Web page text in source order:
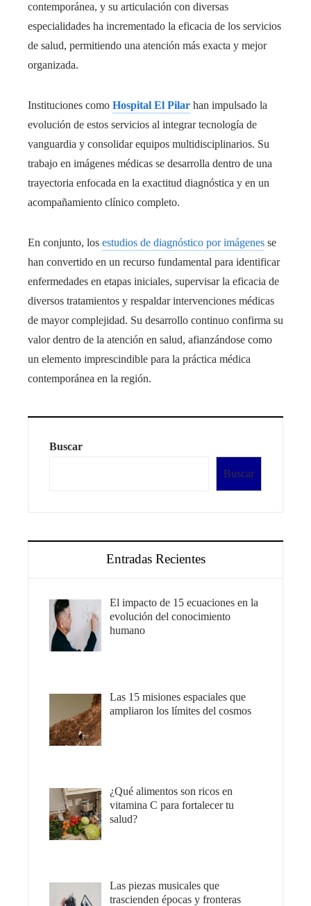
contemporánea, y su articulación con diversas
especialidades ha incrementado la eficacia de los servicios
de salud, permitiendo una atención más exacta y mejor
organizada.
Instituciones como Hospital El Pilar han impulsado la
evolución de estos servicios al integrar tecnología de
vanguardia y consolidar equipos multidisciplinarios. Su
trabajo en imágenes médicas se desarrolla dentro de una
trayectoria enfocada en la exactitud diagnóstica y en un
acompañamiento clínico completo.
En conjunto, los estudios de diagnóstico por imágenes se
han convertido en un recurso fundamental para identificar
enfermedades en etapas iniciales, supervisar la eficacia de
diversos tratamientos y respaldar intervenciones médicas
de mayor complejidad. Su desarrollo continuo confirma su
valor dentro de la atención en salud, afianzándose como
un elemento imprescindible para la práctica médica
contemporánea en la región.
Buscar
Buscar
Entradas Recientes
El impacto de 15 ecuaciones en la
evolución del conocimiento
humano
Las 15 misiones espaciales que
ampliaron los límites del cosmos
¿Qué alimentos son ricos en
vitamina C para fortalecer tu
salud?
Las piezas musicales que
trascienden épocas y fronteras